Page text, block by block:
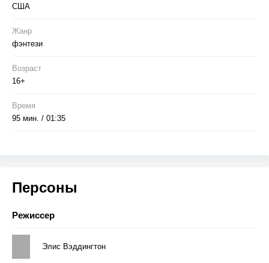
США
Жанр
фэнтези
Возраст
16+
Время
95 мин. / 01:35
Персоны
Режиссер
Элис Вэддингтон